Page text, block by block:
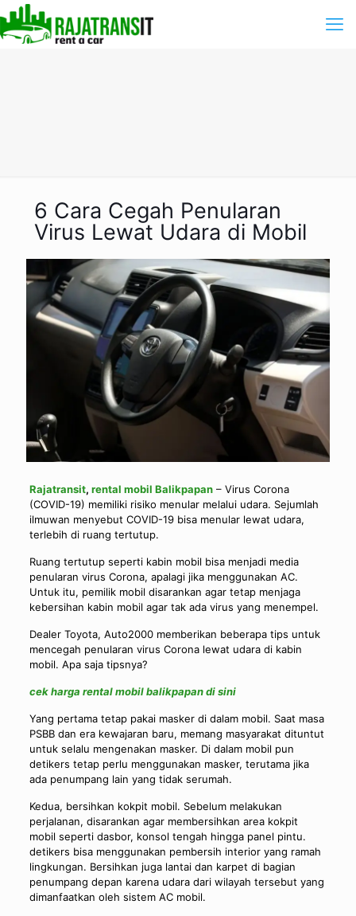
6 Cara Cegah Penularan
Virus Lewat Udara di Mobil
Rajatransit, rental mobil Balikpapan– Virus Corona
(COVID-19) memiliki risiko menular melalui udara. Sejumlah
ilmuwan menyebut COVID-19 bisa menular lewat udara,
terlebih di ruang tertutup.
Ruang tertutup seperti kabin mobil bisa menjadi media
penularan virus Corona, apalagi jika menggunakan AC.
Untuk itu, pemilik mobil disarankan agar tetap menjaga
kebersihan kabin mobil agar tak ada virus yang menempel.
Dealer Toyota, Auto2000 memberikan beberapa tips untuk
mencegah penularan virus Corona lewat udara di kabin
mobil. Apa saja tipsnya?
cek harga rental mobil balikpapan di sini
Yang pertama tetap pakai masker di dalam mobil. Saat masa
PSBB dan era kewajaran baru, memang masyarakat dituntut
untuk selalu mengenakan masker. Di dalam mobil pun
detikers tetap perlu menggunakan masker, terutama jika
ada penumpang lain yang tidak serumah.
Kedua, bersihkan kokpit mobil. Sebelum melakukan
perjalanan, disarankan agar membersihkan area kokpit
mobil seperti dasbor, konsol tengah hingga panel pintu.
detikers bisa menggunakan pembersih interior yang ramah
lingkungan. Bersihkan juga lantai dan karpet di bagian
penumpang depan karena udara dari wilayah tersebut yang
dimanfaatkan oleh sistem AC mobil.